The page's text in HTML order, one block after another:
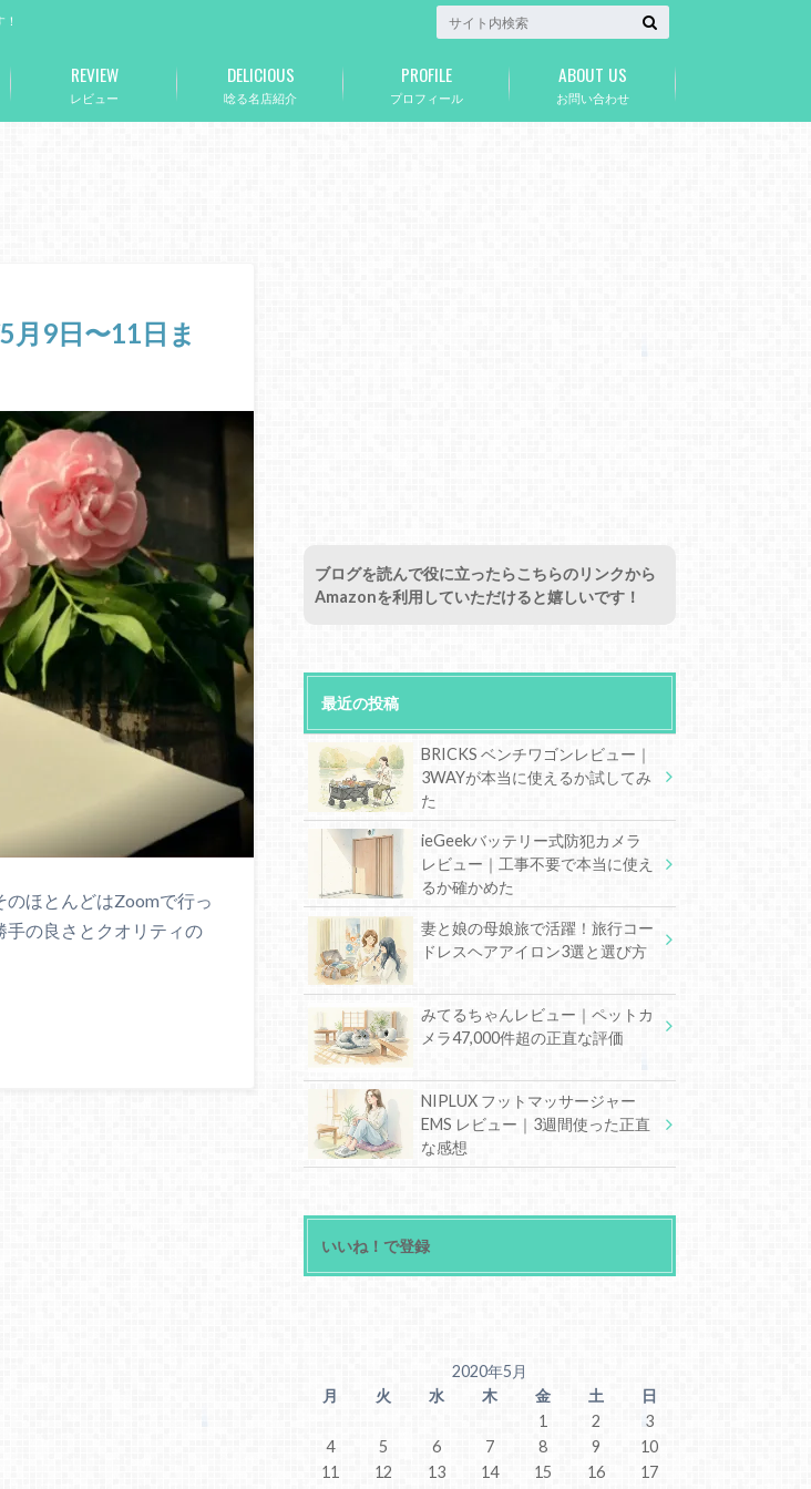
レビュー
REVIEW
唸る名店紹介
DELICIOUS
プロフィール
PROFILE
お問い合わせ
ABOUT US
月9日〜11日ま
ほとんどはZoomで行っ
手の良さとクオリティの
ブログを読んで役に立ったらこちらのリンクから
Amazonを利用していただけると嬉しいです！
最近の投稿
BRICKS ベンチワゴンレビュー｜
3WAYが本当に使えるか試してみ
た
ieGeekバッテリー式防犯カメラ
レビュー｜工事不要で本当に使え
るか確かめた
妻と娘の母娘旅で活躍！旅行コー
ドレスヘアアイロン3選と選び方
みてるちゃんレビュー｜ペットカ
メラ47,000件超の正直な評価
NIPLUX フットマッサージャー
EMS レビュー｜3週間使った正直
な感想
いいね！で登録
2020年5月
月
火 水 木 金 土
日
1
2
3
4
5 6 7 8 9
10
11
12 13 14 15 16
17